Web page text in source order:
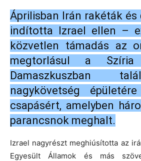
Áprilisban Irán rakéták
indította Izrael ellen –
közvetlen támadás az
megtorlásul a Szíria
Damaszkuszban
nagykövetség
csapásért, amelyben
parancsnok meghalt.
Izrael nagyrészt meghiúsította az
Egyesült Államok és más